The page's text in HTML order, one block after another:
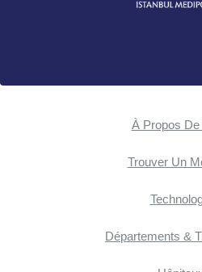
À Propos De
Trouver Un
Départements &